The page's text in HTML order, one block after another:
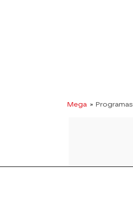
Mega » Programas